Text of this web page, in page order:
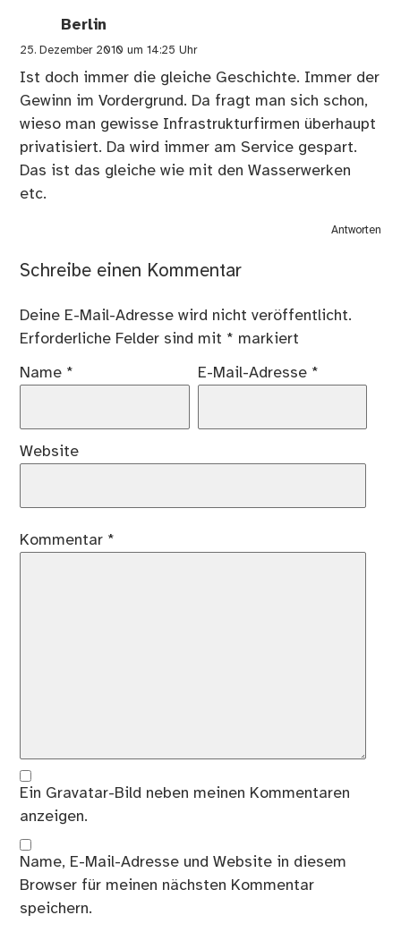
Berlin
25. Dezember 2010 um 14:25 Uhr
Ist doch immer die gleiche Geschichte. Immer der
Gewinn im Vordergrund. Da fragt man sich schon,
wieso man gewisse Infrastrukturfirmen überhaupt
privatisiert. Da wird immer am Service gespart.
Das ist das gleiche wie mit den Wasserwerken
etc.
Antworten
Schreibe einen Kommentar
Deine E-Mail-Adresse wird nicht veröffentlicht.
Erforderliche Felder sind mit * markiert
Name * E-Mail-Adresse *
Website
Kommentar *
Ein Gravatar-Bild neben meinen Kommentaren
anzeigen.
Name, E-Mail-Adresse und Website in diesem
Browser für meinen nächsten Kommentar
speichern.